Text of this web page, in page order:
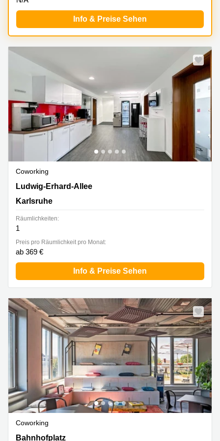
Info & Preise Sehen
Coworking
Ludwig-Erhard-Allee 10, Karlsruhe
Ludwig-Erhard-Allee
Karlsruhe
Räumlichkeiten:
1
Preis pro Räumlichkeit pro Monat:
ab 369 €
Info & Preise Sehen
Coworking
Bahnhofplatz 12, Karlsruhe
Bahnhofplatz